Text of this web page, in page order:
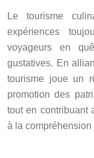
Le tourisme
expériences
voyageurs en
gustatives. En
tourisme joue un
promotion des
tout en contribuant
à la